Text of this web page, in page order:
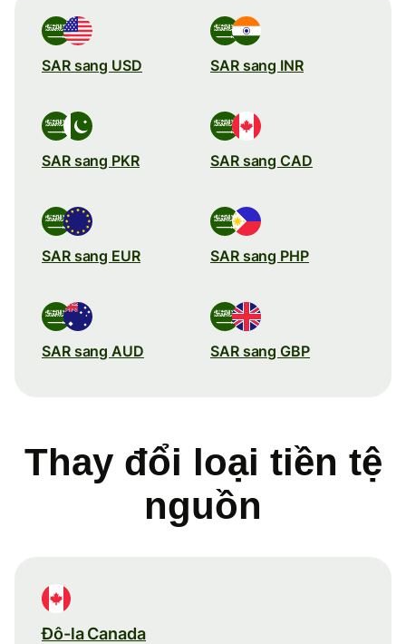
SAR sang USD SAR sang INR
SAR sang PKR SAR sang CAD
SAR sang EUR SAR sang PHP
SAR sang AUD SAR sang GBP
Thay đổi loại tiền tệ
nguồn
Đô-la Canada